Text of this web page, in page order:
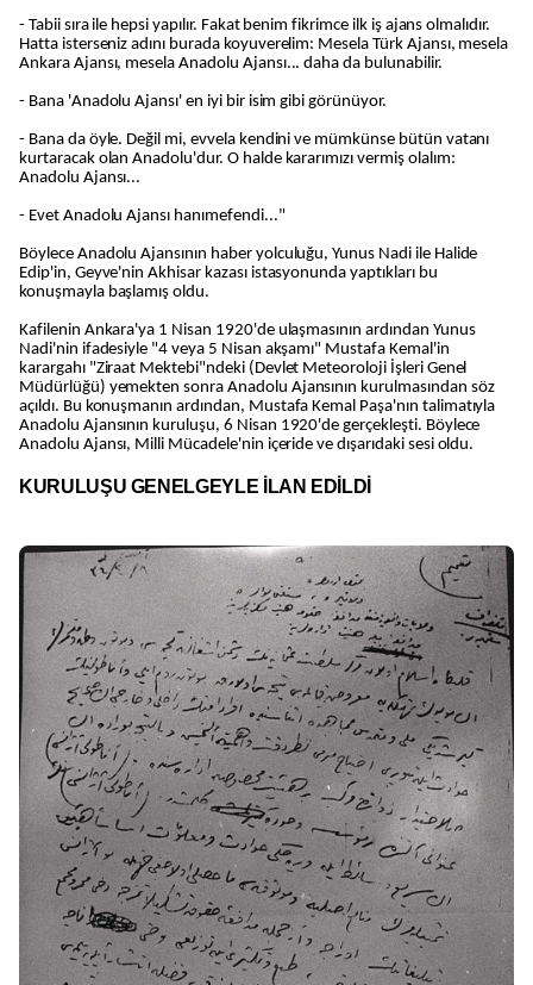
- Tabii sıra ile hepsi yapılır. Fakat benim fikrimce ilk iş ajans olmalıdır.
Hatta isterseniz adını burada koyuverelim: Mesela Türk Ajansı, mesela
Ankara Ajansı, mesela Anadolu Ajansı... daha da bulunabilir.
- Bana 'Anadolu Ajansı' en iyi bir isim gibi görünüyor.
- Bana da öyle. Değil mi, evvela kendini ve mümkünse bütün vatanı
kurtaracak olan Anadolu'dur. O halde kararımızı vermiş olalım:
Anadolu Ajansı...
- Evet Anadolu Ajansı hanımefendi..."
Böylece Anadolu Ajansının haber yolculuğu, Yunus Nadi ile Halide
Edip'in, Geyve'nin Akhisar kazası istasyonunda yaptıkları bu
konuşmayla başlamış oldu.
Kafilenin Ankara'ya 1 Nisan 1920'de ulaşmasının ardından Yunus
Nadi'nin ifadesiyle "4 veya 5 Nisan akşamı" Mustafa Kemal'in
karargahı "Ziraat Mektebi"ndeki (Devlet Meteoroloji İşleri Genel
Müdürlüğü) yemekten sonra Anadolu Ajansının kurulmasından söz
açıldı. Bu konuşmanın ardından, Mustafa Kemal Paşa'nın talimatıyla
Anadolu Ajansının kuruluşu, 6 Nisan 1920'de gerçekleşti. Böylece
Anadolu Ajansı, Milli Mücadele'nin içeride ve dışarıdaki sesi oldu.
KURULUŞU GENELGEYLE İLAN EDİLDİ